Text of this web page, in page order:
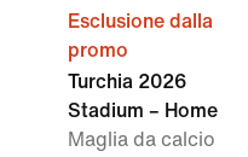
Esclusione dalla
promo
Turchia 2026
Stadium – Home
Maglia da calcio